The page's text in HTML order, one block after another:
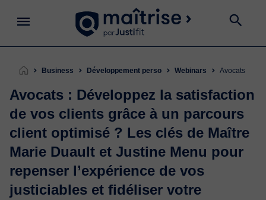
Business Développement perso Webinars Avocats :
Avocats : Développez la satisfaction
de vos clients grâce à un parcours
client optimisé ? Les clés de Maître
Marie Duault et Justine Menu pour
repenser l’expérience de vos
justiciables et fidéliser votre